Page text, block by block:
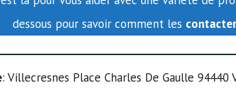
dessous pour savoir comment les contacter
: Villecresnes Place Charles De Gaulle 94440